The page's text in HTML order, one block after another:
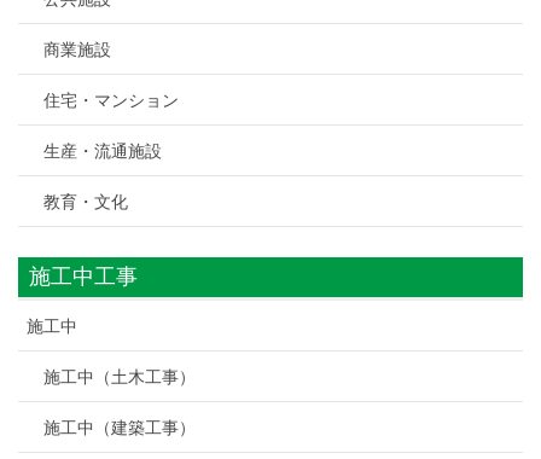
商業施設
住宅・マンション
生産・流通施設
教育・文化
施工中工事
施工中
施工中（土木工事）
施工中（建築工事）